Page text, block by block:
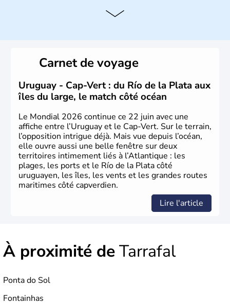
Carnet de voyage
Uruguay - Cap-Vert : du Río de la Plata aux
îles du large, le match côté océan
Le Mondial 2026 continue ce 22 juin avec une
affiche entre l’Uruguay et le Cap-Vert. Sur le terrain,
l’opposition intrigue déjà. Mais vue depuis l’océan,
elle ouvre aussi une belle fenêtre sur deux
territoires intimement liés à l’Atlantique : les
plages, les ports et le Río de la Plata côté
uruguayen, les îles, les vents et les grandes routes
maritimes côté capverdien.
Lire l'article
À proximité deTarrafal
Ponta do Sol
Fontainhas